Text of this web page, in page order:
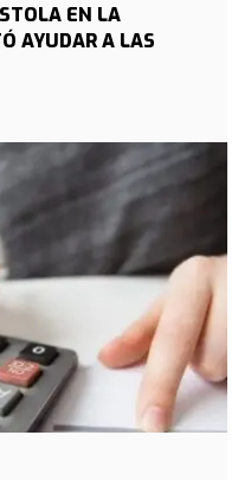
EN LA
AYUDAR A LAS